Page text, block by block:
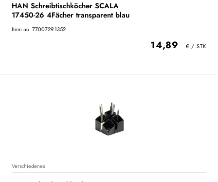
HAN Schreibtischköcher SCALA
17450-26 4Fächer transparent blau
Item no: 7700729.1352
14,89
Verschiedenes